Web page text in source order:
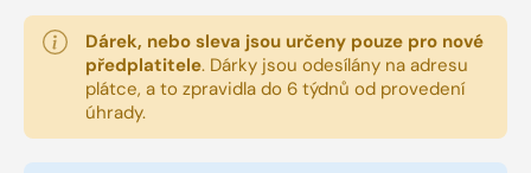
Dárek, nebo sleva jsou určeny pouze pro nové
předplatitele. Dárky jsou odesílány na adresu
plátce, a to zpravidla do 6 týdnů od provedení
úhrady.